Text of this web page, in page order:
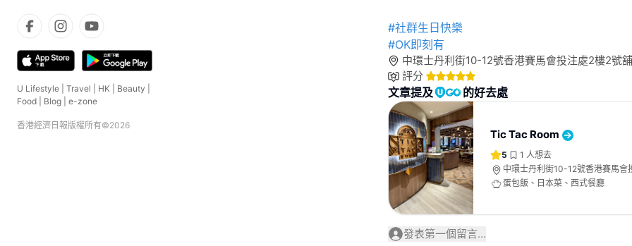
U Lifestyle Travel HK Beauty
Food
Blog e-zone
香港經濟日報版權所有©2026
#社群生日快樂
#OK即刻有
中環士丹利街10-12號香港賽馬會投注處2樓2號舖
評分
文章提及 的好去處
Tic Tac Room
5 1 人想去
中環士丹利街10-12號香港賽馬會
蛋包飯、日本菜、西式餐廳
發表第一個留言...